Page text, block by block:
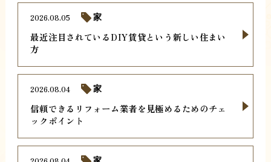
最近注目されているDIY賃貸という新しい住まい
方
2026.08.05 家
信頼できるリフォーム業者を見極めるためのチェ
ックポイント
2026.08.04 家
家